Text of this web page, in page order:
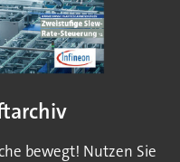
bewegt! Nutzen Sie